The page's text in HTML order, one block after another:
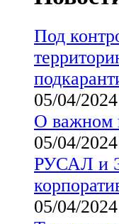
Под
05/04/
О важном
05/04/
РУСАЛ и
05/04/